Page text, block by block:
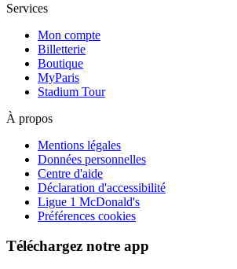
Services
Mon compte
Billetterie
Boutique
MyParis
Stadium Tour
À propos
Mentions légales
Données personnelles
Centre d'aide
Déclaration d'accessibilité
Ligue 1 McDonald's
Préférences cookies
Téléchargez notre app